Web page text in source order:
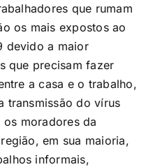
que rumam
os mais expostos ao
devido a maior
que precisam fazer
a casa e o trabalho,
transmissão do vírus
os moradores da
em sua maioria,
informais,